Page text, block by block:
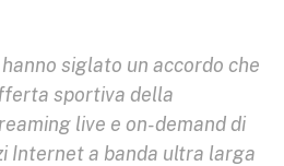
siglato un accordo che
sportiva della
live e on-demand di
Internet a banda ultra larga